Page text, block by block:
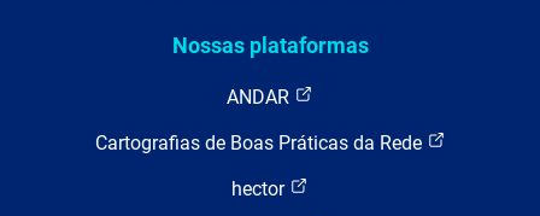
Nossas plataformas
ANDAR
Cartografias de Boas Práticas da Rede
hector